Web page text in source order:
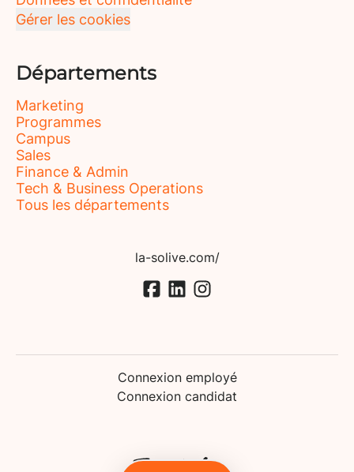
Gérer les cookies
Départements
Marketing
Programmes
Campus
Sales
Finance & Admin
Tech & Business Operations
Tous les départements
la-solive.com/
Connexion employé
Connexion candidat